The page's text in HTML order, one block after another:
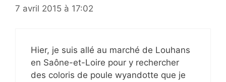
7 avril 2015 à 17:02
Hier, je suis allé au marché de Louhans
en Saône-et-Loire pour y rechercher
des coloris de poule wyandotte que je